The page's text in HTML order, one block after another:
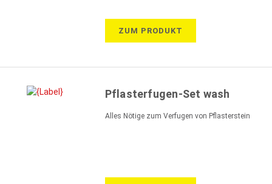
ZUM PRODUKT
Pflasterfugen-Set wash
Alles Nötige zum Verfugen von Pflasterstein